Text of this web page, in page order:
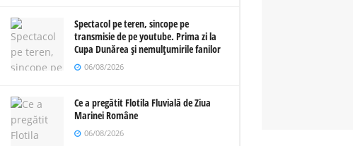
Spectacol pe teren, sincope pe
transmisie de pe youtube. Prima zi la
Cupa Dunărea și nemulțumirile fanilor
06/08/2026
Ce a pregătit Flotila Fluvială de Ziua
Marinei Române
06/08/2026